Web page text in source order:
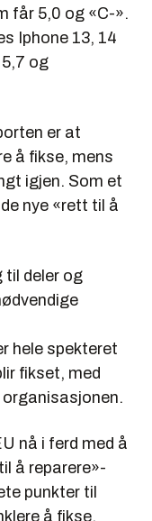
får 5,0 og «C-».
Iphone 13, 14
og
er at
å fikse, mens
igjen. Som et
nye «rett til å
til deler og
hele spekteret
fikset, med
nå i ferd med å
å reparere»-
punkter til
å fikse.